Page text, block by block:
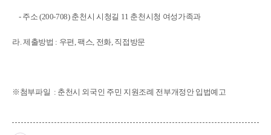
- 주소 (200-708) 춘천시 시청길 11 춘천시청 여성가족과
라. 제출방법 : 우편, 팩스, 전화, 직접방문
※첨부파일 : 춘천시 외국인 주민 지원조례 전부개정안 입법예고